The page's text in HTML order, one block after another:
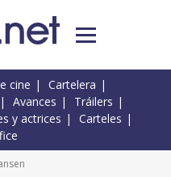
cine
Cartelera
Avances
Tráilers
y actrices
Carteles